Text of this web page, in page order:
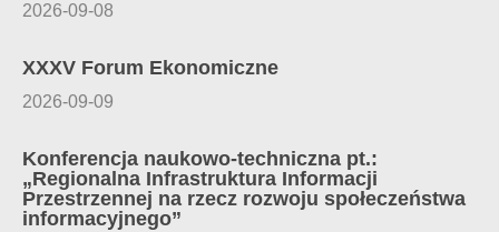
2026-09-08
XXXV Forum Ekonomiczne
2026-09-09
Konferencja naukowo-techniczna pt.:
„Regionalna Infrastruktura Informacji
Przestrzennej na rzecz rozwoju społeczeństwa
informacyjnego”